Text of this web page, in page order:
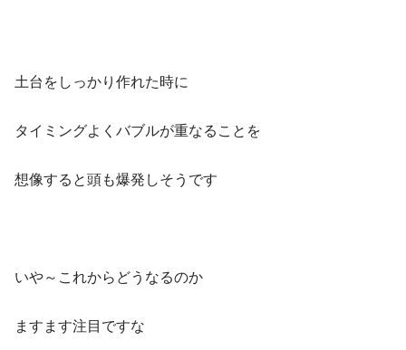
土台をしっかり作れた時に
タイミングよくバブルが重なることを
想像すると頭も爆発しそうです
いや～これからどうなるのか
ますます注目ですな